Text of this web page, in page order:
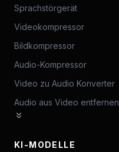
Sprachstörgerät
Videokompressor
Bildkompressor
Audio-Kompressor
Video zu Audio Konverter
Audio aus Video entfernen
KI-MODELLE